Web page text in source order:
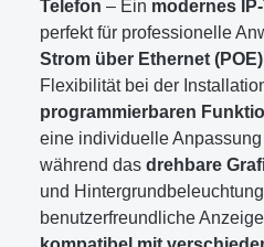
Telefon – Ein modernes
perfekt für professionelle
Strom über Ethernet (POE)
Flexibilität bei der
programmierbaren
eine individuelle
während das drehbare
und
benutzerfreundliche